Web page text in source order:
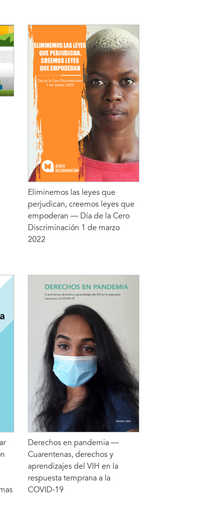
Eliminemos las leyes que
perjudican, creemos leyes que
empoderan — Día de la Cero
Discriminación 1 de marzo
2022
Derechos en pandemia —
Cuarentenas, derechos y
aprendizajes del VIH en la
respuesta temprana a la
COVID-19